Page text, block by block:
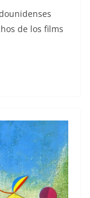
de los films